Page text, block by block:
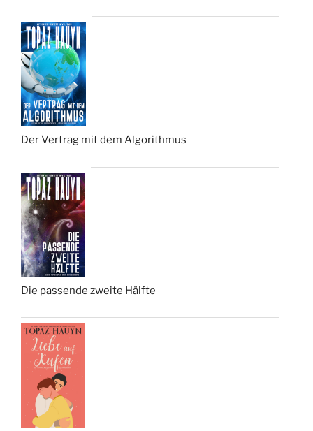
Der Vertrag mit dem Algorithmus
Die passende zweite Hälfte